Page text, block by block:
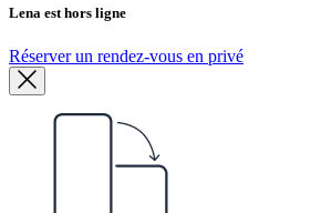
Lena est hors ligne
Réserver un rendez-vous en privé